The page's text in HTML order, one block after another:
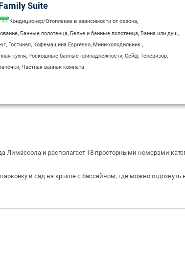
Suite
Кондиционер/Отопление в зависимости от сезона,
, Банные полотенца, Белье и банные полотенца, Ванна или душ,
, Гостиная, Кофемашина Espresso, Мини-холодильник ,
кухня, Роскошные банные принадлежности, Сейф, Телевизор,
, Частная ванная комната
Лимассола и располагает 18 просторными номерами
и сад на крыше с бассейном, где можно отдохнуть